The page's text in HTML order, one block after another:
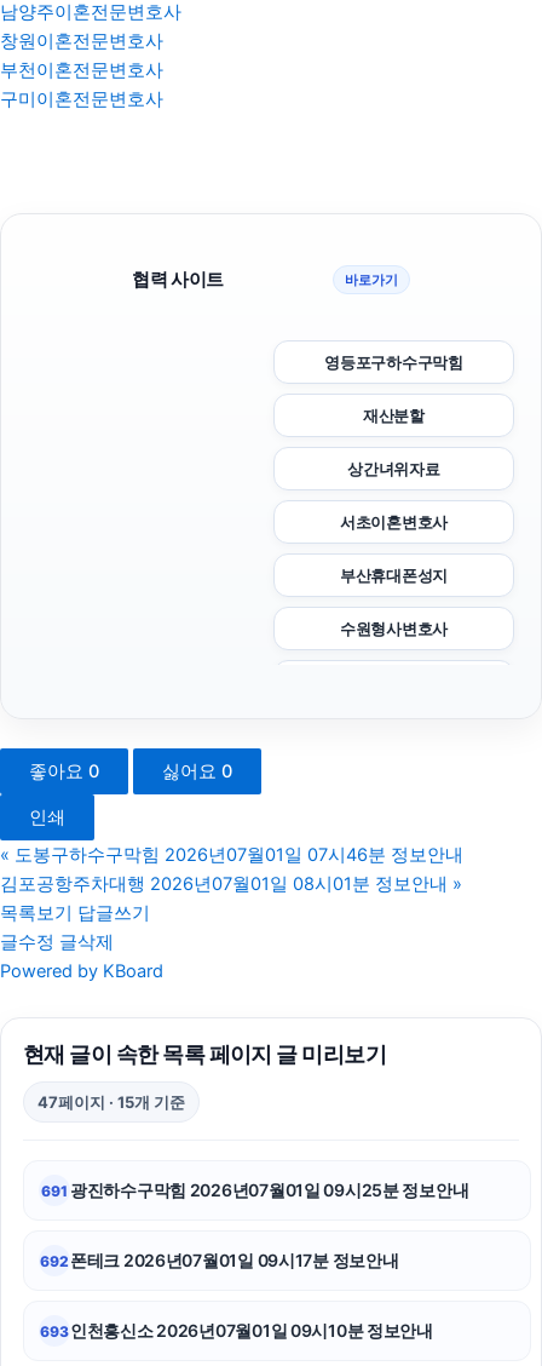
남양주이혼전문변호사
창원이혼전문변호사
부천이혼전문변호사
구미이혼전문변호사
협력 사이트 바로가기
영등포구하수구막힘
재산분할
상간녀위자료
서초이혼변호사
부산휴대폰성지
수원형사변호사
흥신소
애견파양
수원법무법인
항암요양병원
좋아요 0 싫어요 0
인쇄
« 도봉구하수구막힘 2026년07월01일 07시46분 정보안내
김포공항주차대행 2026년07월01일 08시01분 정보안내 »
목록보기 답글쓰기
글수정 글삭제
Powered by KBoard
현재 글이 속한 목록 페이지 글 미리보기
47페이지 · 15개 기준
691 광진하수구막힘 2026년07월01일 09시25분 정보안내
692 폰테크 2026년07월01일 09시17분 정보안내
693인천흥신소 2026년07월01일 09시10분 정보안내